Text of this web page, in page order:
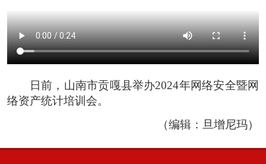
日前，山南市贡嘎县举办2024年网络安全暨网
络资产统计培训会。
（编辑：旦增尼玛）